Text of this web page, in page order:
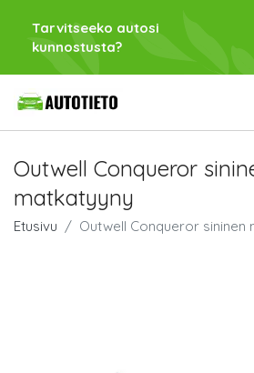
Tarvitseeko autosi
kunnostusta?
Outwell Conqueror
matkatyyny
Etusivu Outwell Conqueror sininen